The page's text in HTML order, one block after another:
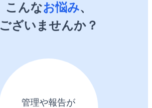
こんなお悩み、
ございませんか？
管理や報告が